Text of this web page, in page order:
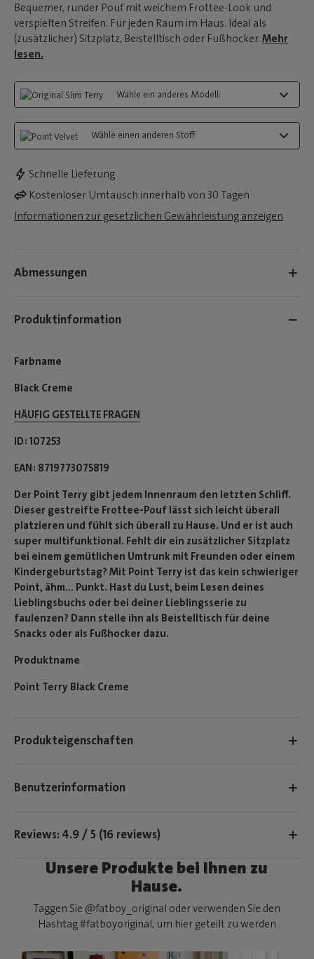
Bequemer, runder Pouf mit weichem Frottee-Look und
verspielten Streifen. Für jeden Raum im Haus. Ideal als
(zusätzlicher) Sitzplatz, Beistelltisch oder Fußhocker. Mehr
lesen.
Wähle ein anderes Modell:
Wähle einen anderen Stoff:
Schnelle Lieferung
Kostenloser Umtausch innerhalb von 30 Tagen
Informationen zur gesetzlichen Gewährleistung anzeigen
Abmessungen
Produktinformation
Farbname
Black Creme
HÄUFIG GESTELLTE FRAGEN
ID 107253
EAN 8719773075819
Der Point Terry gibt jedem Innenraum den letzten Schliff.
Dieser gestreifte Frottee-Pouf lässt sich leicht überall
platzieren und fühlt sich überall zu Hause. Und er ist auch
super multifunktional. Fehlt dir ein zusätzlicher Sitzplatz
bei einem gemütlichen Umtrunk mit Freunden oder einem
Kindergeburtstag? Mit Point Terry ist das kein schwieriger
Point, ähm... Punkt. Hast du Lust, beim Lesen deines
Lieblingsbuchs oder bei deiner Lieblingsserie zu
faulenzen? Dann stelle ihn als Beistelltisch für deine
Snacks oder als Fußhocker dazu.
Produktname
Point Terry Black Creme
Produkteigenschaften
Benutzerinformation
Reviews: 4.9 / 5 (16 reviews)
Unsere Produkte bei Ihnen zu
Hause.
Taggen Sie @fatboy_original oder verwenden Sie den
Hashtag #fatboyoriginal, um hier geteilt zu werden